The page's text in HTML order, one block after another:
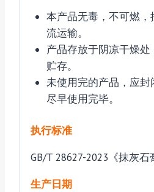
本产品无毒，不可燃
流运输。
产品存放于阴凉干燥
贮存。
未使用完的产品，应
尽早使用完毕。
执行标准
GB/T 28627-2023《抹灰石
生产日期